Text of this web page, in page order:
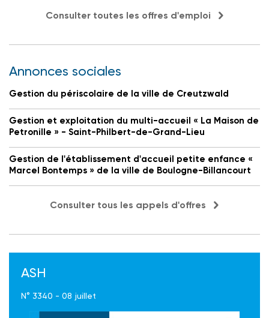
Consulter toutes les offres d'emploi
Annonces sociales
Gestion du périscolaire de la ville de Creutzwald
Gestion et exploitation du multi-accueil « La Maison de
Petronille » - Saint-Philbert-de-Grand-Lieu
Gestion de l'établissement d'accueil petite enfance «
Marcel Bontemps » de la ville de Boulogne-Billancourt
Consulter tous les appels d'offres
ASH
N° 3340 - 08 juillet